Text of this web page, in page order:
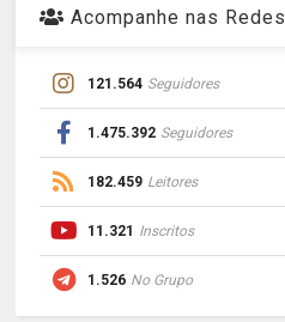
Acompanhe nas Redes
121.564 Seguidores
1.475.392 Seguidores
182.459 Leitores
11.321 Inscritos
1.526 No Grupo